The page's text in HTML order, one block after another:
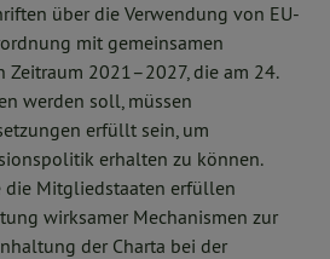
über die Verwendung von EU-
mit gemeinsamen
Zeitraum 2021–2027, die am 24.
werden soll, müssen
erfüllt sein, um
erhalten zu können.
die Mitgliedstaaten erfüllen
wirksamer Mechanismen zur
der Charta bei der